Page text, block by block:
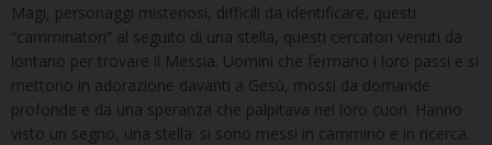
Magi, personaggi misteriosi, difficili da identificare, questi
“camminatori” al seguito di una stella, questi cercatori venuti da
lontano per trovare il Messia. Uomini che fermano i loro passi e si
mettono in adorazione davanti a Gesù, mossi da domande
profonde e da una speranza che palpitava nei loro cuori. Hanno
visto un segno, una stella: si sono messi in cammino e in ricerca.